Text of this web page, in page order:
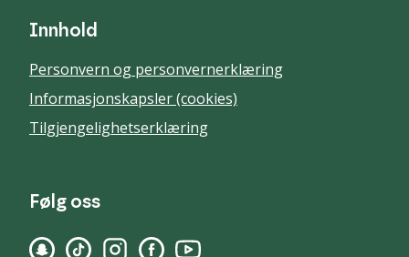
Innhold
Personvern og personvernerklæring
Informasjonskapsler (cookies)
Tilgjengelighetserklæring
Følg oss